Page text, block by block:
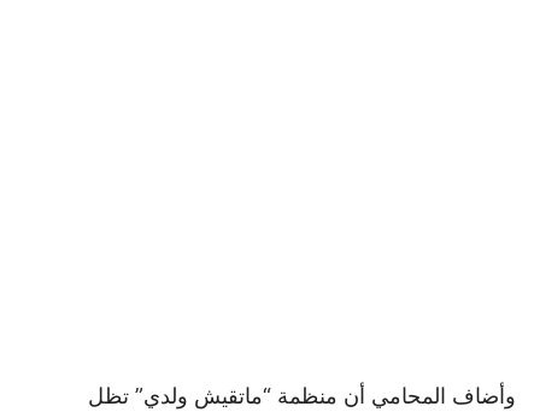
وأضاف المحامي أن منظمة “ماتقيش ولدي” تظل